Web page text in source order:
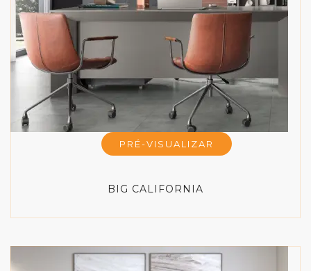
PRÉ-VISUALIZAR
BIG CALIFORNIA